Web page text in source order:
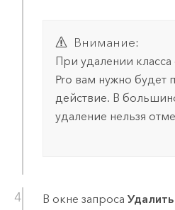
Внимание:
При удалении
Pro вам нужно будет
действие. В
удаление нельзя
В окне запроса Удалить